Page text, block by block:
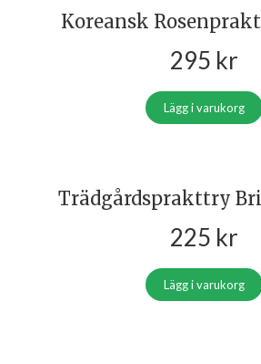
Koreansk
295 kr
Lägg i varukorg
Trädgårdsprakttry
225 kr
Lägg i varukorg